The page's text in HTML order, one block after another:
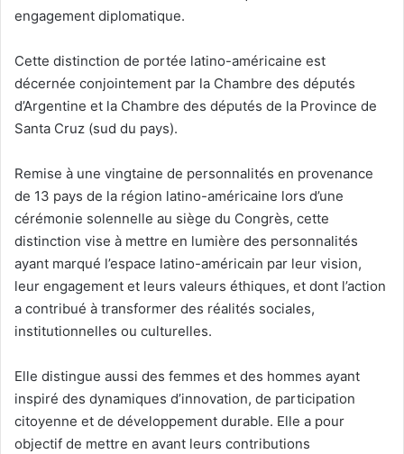
engagement diplomatique.
Cette distinction de portée latino-américaine est
décernée conjointement par la Chambre des députés
d’Argentine et la Chambre des députés de la Province de
Santa Cruz (sud du pays).
Remise à une vingtaine de personnalités en provenance
de 13 pays de la région latino-américaine lors d’une
cérémonie solennelle au siège du Congrès, cette
distinction vise à mettre en lumière des personnalités
ayant marqué l’espace latino-américain par leur vision,
leur engagement et leurs valeurs éthiques, et dont l’action
a contribué à transformer des réalités sociales,
institutionnelles ou culturelles.
Elle distingue aussi des femmes et des hommes ayant
inspiré des dynamiques d’innovation, de participation
citoyenne et de développement durable. Elle a pour
objectif de mettre en avant leurs contributions